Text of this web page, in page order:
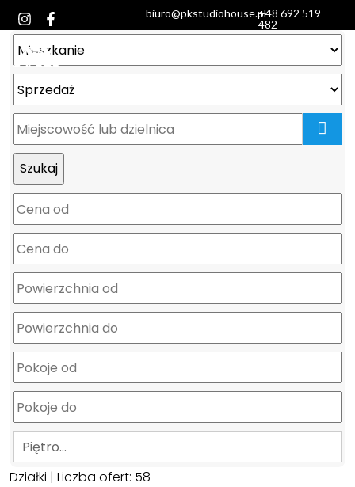
biuro@pkstudiohouse.pl+48 692 519
482
Piętro…
Działki | Liczba ofert: 58